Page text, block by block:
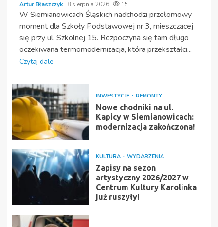
Artur Błaszczyk 8 sierpnia 2026 15
W Siemianowicach Śląskich nadchodzi przełomowy
moment dla Szkoły Podstawowej nr 3, mieszczącej
się przy ul. Szkolnej 15. Rozpoczyna się tam długo
oczekiwana termomodernizacja, która przekształci...
Czytaj dalej
INWESTYCJE REMONTY
Nowe chodniki na ul.
Kapicy w Siemianowicach:
modernizacja zakończona!
KULTURA WYDARZENIA
Zapisy na sezon
artystyczny 2026/2027 w
Centrum Kultury Karolinka
już ruszyły!